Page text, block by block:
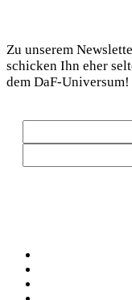
Zu unse­rem
schi­cken Ihn eher
dem DaF-Universum!